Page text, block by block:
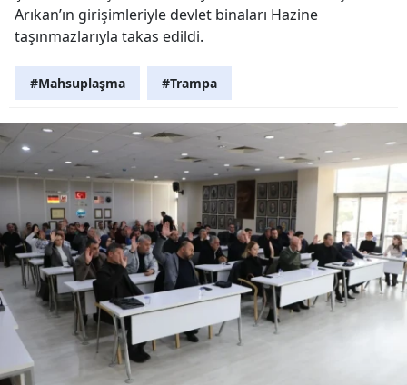
Arıkan’ın girişimleriyle devlet binaları Hazine
taşınmazlarıyla takas edildi.
#Mahsuplaşma #Trampa